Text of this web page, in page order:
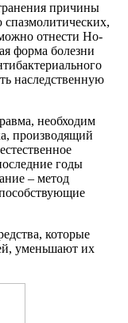
причины
отнести Но-
форма болезни
наследственную
необходим
производящий
годы
– метод
которые
уменьшают их